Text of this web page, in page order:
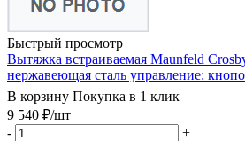
Быстрый просмотр
Вытяжка встраиваемая Maunfeld
нержавеющая сталь управление:
В корзину Покупка в 1 клик
9 540 ₽/шт
-
+